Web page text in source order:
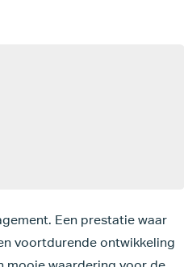
Een prestatie waar
voortdurende ontwikkeling